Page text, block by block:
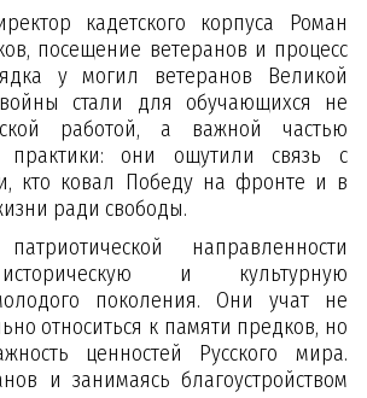
кадетского корпуса Роман
посещение ветеранов и процесс
у могил ветеранов Великой
войны стали для обучающихся не
работой, а важной частью
практики: они ощутили связь с
кто ковал Победу на фронте и в
ради свободы.
направленности
и культурную
поколения. Они учат не
относиться к памяти предков, но
ценностей Русского мира.
и занимаясь благоустройством